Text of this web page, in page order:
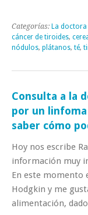
Categorías: La
cáncer de tiroides,
nódulos, plátanos, té,
Consulta a la
por un
saber cómo
Hoy nos escribe
información muy
En este
Hodgkin y me
alimentación,